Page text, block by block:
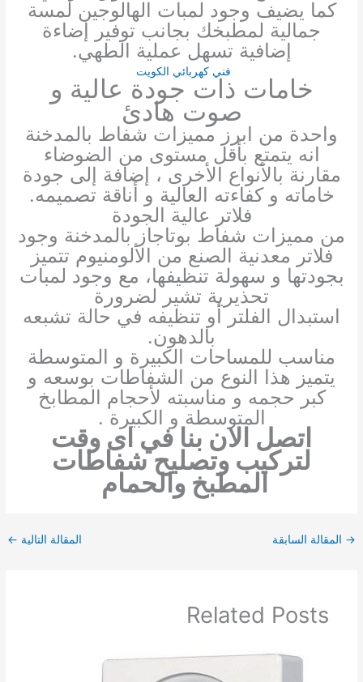
كما يضيف وجود لمبات الهالوجين لمسة
جمالية لمطبخك بجانب توفير إضاءة
إضافية تسهل عملية الطهي.
فني كهربائي الكويت
خامات ذات جودة عالية و
صوت هادئ
واحدة من ابرز مميزات شفاط بالمدخنة
انه يتمتع بأقل مستوى من الضوضاء
مقارنة بالأنواع الأخرى ، إضافة إلى جودة
خاماته و كفاءته العالية و أناقة تصميمه.
فلاتر عالية الجودة
من مميزات شفاط بوتاجاز بالمدخنة وجود
فلاتر معدنية الصنع من الألومنيوم تتميز
بجودتها و سهولة تنظيفها، مع وجود لمبات
تحذيرية تشير لضرورة
استبدال الفلتر أو تنظيفه في حالة تشبعه
بالدهون.
مناسب للمساحات الكبيرة و المتوسطة
يتميز هذا النوع من الشفاطات بوسعه و
كبر حجمه و مناسبته لأحجام المطابخ
المتوسطة و الكبيرة .
اتصل الان بنا في اى وقت
لتركيب وتصليح شفاطات
المطبخ والحمام
→ المقالة السابقة المقالة التالية ←
Related Posts